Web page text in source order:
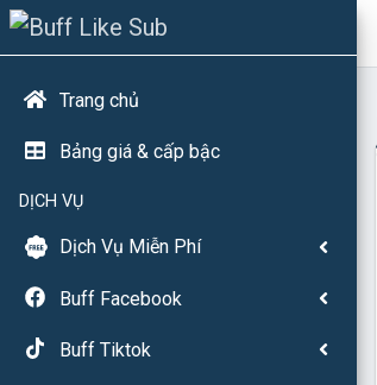
Trang chủ
Bảng giá & cấp bậc
DỊCH VỤ
Dịch Vụ Miễn Phí
Buff Facebook
Buff Tiktok